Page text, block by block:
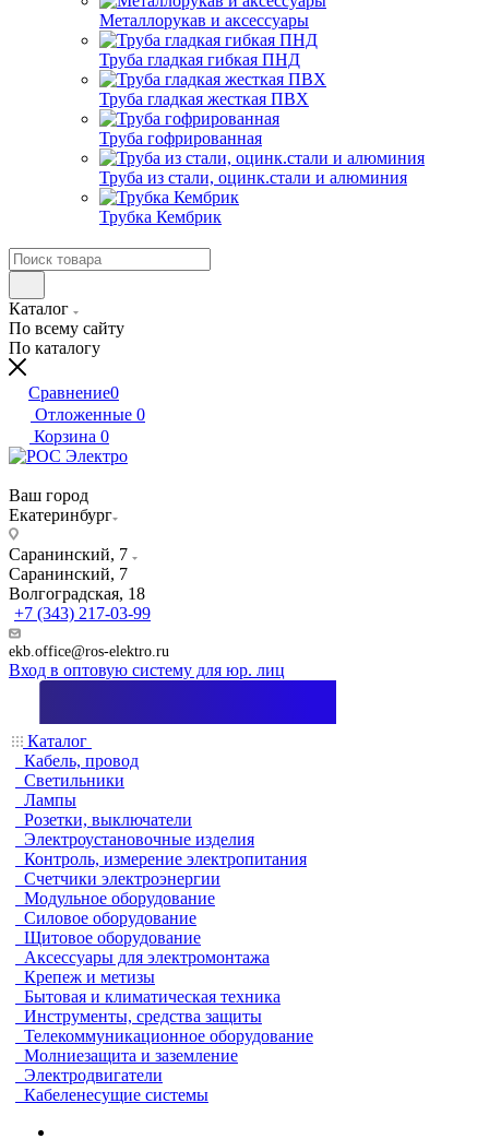
Металлорукав и аксессуары
Труба гладкая гибкая ПНД
Труба гладкая жесткая ПВХ
Труба гофрированная
Труба из стали, оцинк.стали и алюминия
Трубка Кембрик
Каталог
По всему сайту
По каталогу
Сравнение0
Отложенные 0
Корзина 0
Ваш город
Екатеринбург
Саранинский, 7
Саранинский, 7
Волгоградская, 18
+7 (343) 217-03-99
ekb.office@ros-elektro.ru
Вход в оптовую систему для юр. лиц
Каталог
Кабель, провод
Светильники
Лампы
Розетки, выключатели
Электроустановочные изделия
Контроль, измерение электропитания
Счетчики электроэнергии
Модульное оборудование
Силовое оборудование
Щитовое оборудование
Аксессуары для электромонтажа
Крепеж и метизы
Бытовая и климатическая техника
Инструменты, средства защиты
Телекоммуникационное оборудование
Молниезащита и заземление
Электродвигатели
Кабеленесущие системы